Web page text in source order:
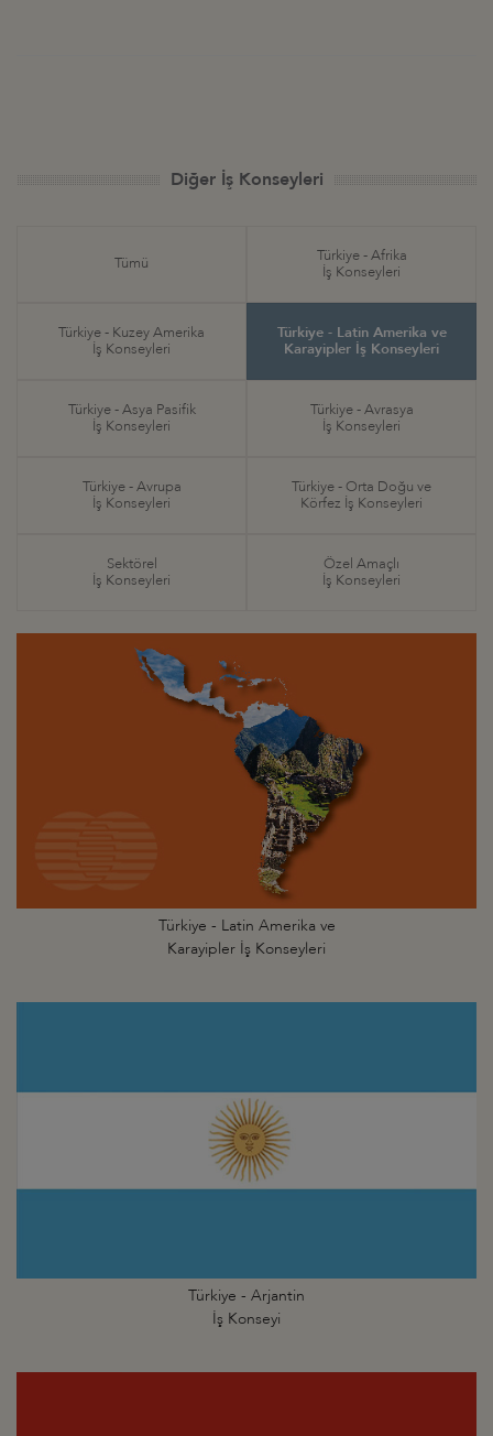
Diğer İş Konseyleri
Tümü
Türkiye - Afrika
İş Konseyleri
Türkiye - Kuzey Amerika
İş Konseyleri
Türkiye - Latin Amerika ve
Karayipler İş Konseyleri
Türkiye - Asya Pasifik
İş Konseyleri
Türkiye - Avrasya
İş Konseyleri
Türkiye - Avrupa
İş Konseyleri
Türkiye - Orta Doğu ve
Körfez İş Konseyleri
Sektörel
İş Konseyleri
Özel Amaçlı
İş Konseyleri
Türkiye - Latin Amerika ve
Karayipler İş Konseyleri
Türkiye - Arjantin
İş Konseyi